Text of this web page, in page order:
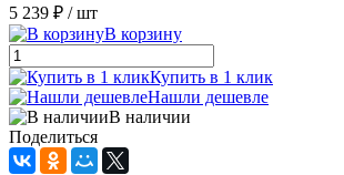
5 239 ₽ / шт
В корзину
Купить в 1 клик
Нашли дешевле
В наличии
Поделиться